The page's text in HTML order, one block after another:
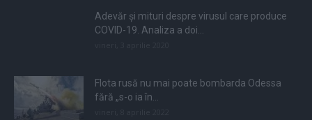
Adevăr și mituri despre virusul care produce
COVID-19. Analiza a doi...
Flota rusă nu mai poate bombarda Odessa
fără „s-o ia în...